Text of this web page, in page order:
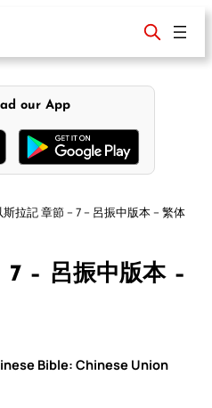
our App
斯拉記 章節 – 7 – 呂振中版本 – 繁体
7 – 呂振中版本 –
Bible: Chinese Union